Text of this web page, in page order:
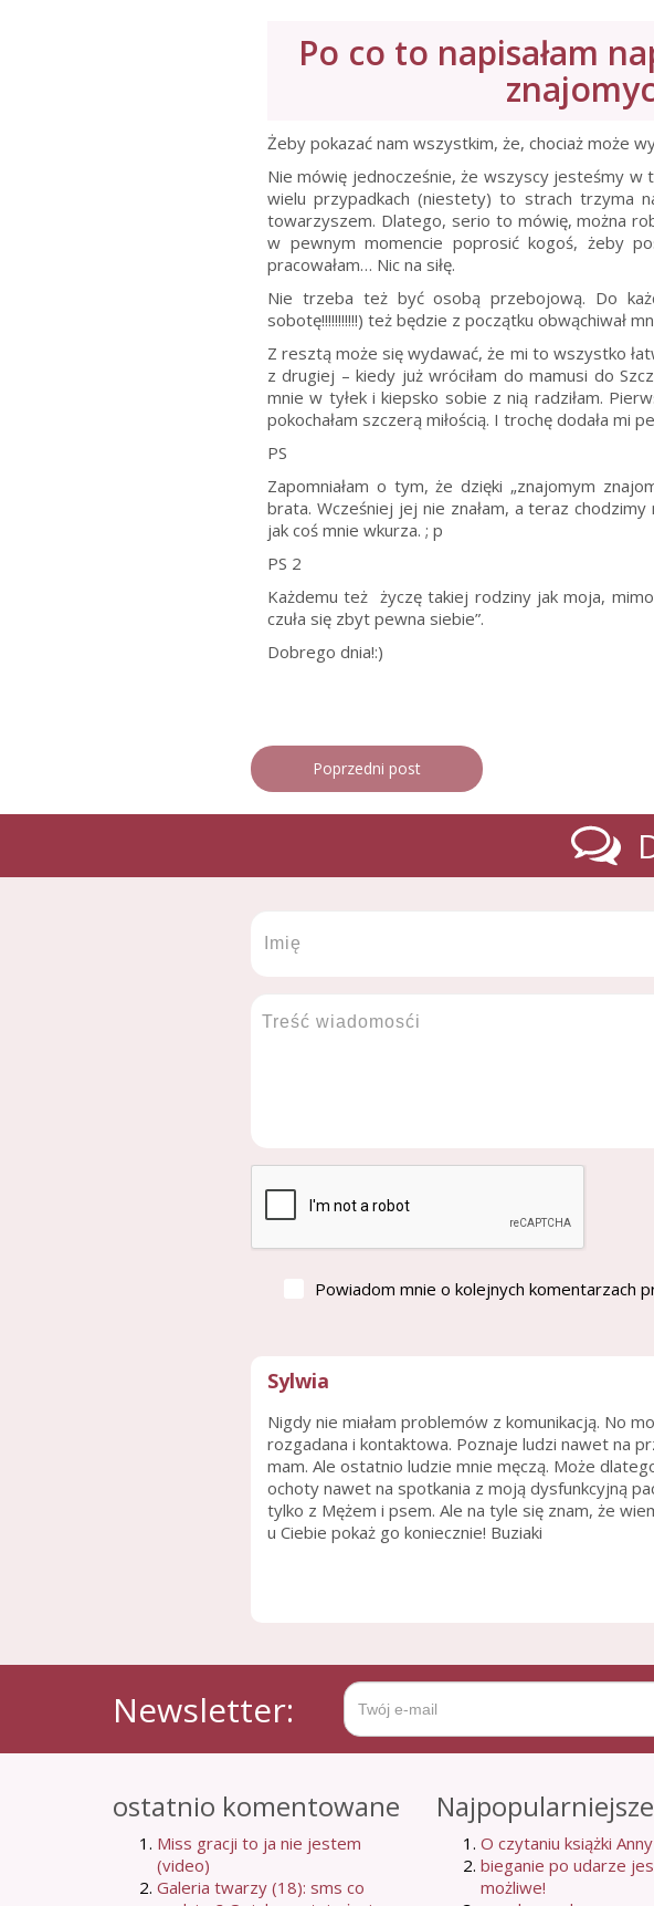
Po co to napisałam
Żeby pokazać nam wszystkim, że, chociaż może
Nie mówię jednocześnie, że wszyscy jesteśmy
wielu przypadkach (niestety) to strach trzyma
towarzyszem. Dlatego, serio to mówię, można
w pewnym momencie poprosić kogoś, żeby
pracowałam… Nic na siłę.
Nie trzeba też być osobą przebojową. Do
sobotę!!!!!!!!!!!) też będzie z początku obwąchiwał
Z resztą może się wydawać, że mi to wszystko
z drugiej – kiedy już wróciłam do mamusi do
mnie w tyłek i kiepsko sobie z nią radziłam.
pokochałam szczerą miłością. I trochę dodała mi
PS
Zapomniałam o tym, że dzięki „znajomym
brata. Wcześniej jej nie znałam, a teraz
jak coś mnie wkurza. ; p
PS 2
Każdemu też życzę takiej rodziny jak moja,
czuła się zbyt pewna siebie”.
Dobrego dnia!:)
Poprzedni post
Powiadom mnie o kolejnych komentarzach
Sylwia
Nigdy nie miałam problemów z komunikacją. No
rozgadana i kontaktowa. Poznaje ludzi nawet na
mam. Ale ostatnio ludzie mnie męczą. Może
ochoty nawet na spotkania z moją dysfunkcyjną
tylko z Mężem i psem. Ale na tyle się znam, że
u Ciebie pokaż go koniecznie! Buziaki
Newsletter:
ostatnio komentowane
Miss gracji to ja nie jestem
(video)
Galeria twarzy (18): sms co
Najpopularniejsze
O czytaniu książki
bieganie po udarze
możliwe!